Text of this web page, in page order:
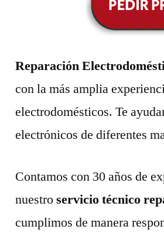
Reparación
con la más amplia
electrodomésticos. Te
electrónicos de diferentes
Contamos con 30 años de
nuestroservicio técnico
cumplimos de manera